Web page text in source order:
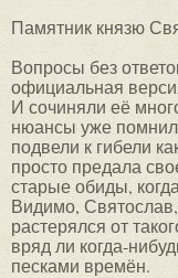
Памятник князю
Вопросы без
официальная
И сочиняли её
нюансы уже
подвели к гибели
просто предала
старые обиды,
Видимо,
растерялся от
вряд ли когда-
песками времён.